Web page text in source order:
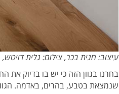
עיצוב: חגית בכר, צילום: גלית דויטש,
בחרנו בגוון הזה כי יש בו בדיוק
שנמצאת בטבע, בהרים, באדמה. הגוון